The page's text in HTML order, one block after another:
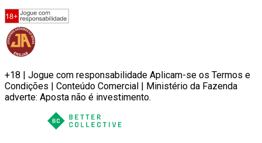
+18 | Jogue com responsabilidade Aplicam-se os Termos e
Condições | Conteúdo Comercial | Ministério da Fazenda
adverte: Aposta não é investimento.